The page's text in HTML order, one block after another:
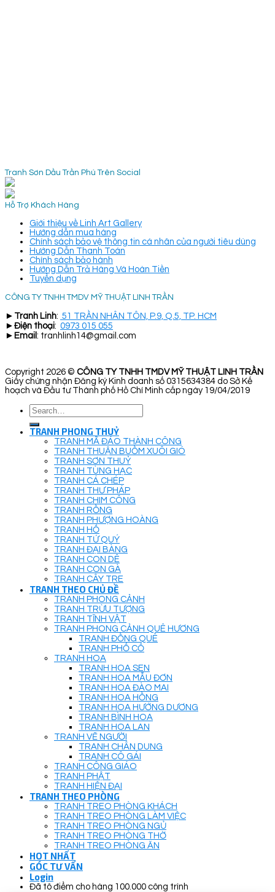
Tranh Sơn Dầu Trần Phú Trên Social
Hỗ Trợ Khách Hàng
Giới thiệu về Linh Art Gallery
Hướng dẫn mua hàng
Chính sách bảo vệ thông tin cá nhân của người tiêu dùng
Hướng Dẫn Thanh Toán
Chính sách bảo hành
Hướng Dẫn Trả Hàng Và Hoàn Tiền
Tuyển dụng
CÔNG TY TNHH TMDV MỸ THUẬT LINH TRẦN
► Tranh Linh: 51 TRẦN NHÂN TÔN, P.9, Q.5, TP. HCM
► Điện thoại: 0973 015 055
► Email : tranhlinh14@gmail.com
Copyright 2026 © CÔNG TY TNHH TMDV MỸ THUẬT LINH TRẦN
Giấy chứng nhận Đăng ký Kinh doanh số 0315634384 do Sở Kế
hoạch và Đầu tư Thành phố Hồ Chí Minh cấp ngày 19/04/2019
Search
for:
TRANH PHONG THUỶ
TRANH MÃ ĐÁO THÀNH CÔNG
TRANH THUẬN BUỒM XUÔI GIÓ
TRANH SƠN THUỶ
TRANH TÙNG HẠC
TRANH CÁ CHÉP
TRANH THƯ PHÁP
TRANH CHIM CÔNG
TRANH RỒNG
TRANH PHƯỢNG HOÀNG
TRANH HỔ
TRANH TỨ QUÝ
TRANH ĐẠI BÀNG
TRANH CON DÊ
TRANH CON GÀ
TRANH CÂY TRE
TRANH THEO CHỦ ĐỀ
TRANH PHONG CẢNH
TRANH TRỪU TƯỢNG
TRANH TĨNH VẬT
TRANH PHONG CẢNH QUÊ HƯƠNG
TRANH ĐỒNG QUÊ
TRANH PHỐ CỔ
TRANH HOA
TRANH HOA SEN
TRANH HOA MẪU ĐƠN
TRANH HOA ĐÀO MAI
TRANH HOA HỒNG
TRANH HOA HƯỚNG DƯƠNG
TRANH BÌNH HOA
TRANH HOA LAN
TRANH VẼ NGƯỜI
TRANH CHÂN DUNG
TRANH CÔ GÁI
TRANH CÔNG GIÁO
TRANH PHẬT
TRANH HIỆN ĐẠI
TRANH THEO PHÒNG
TRANH TREO PHÒNG KHÁCH
TRANH TREO PHÒNG LÀM VIỆC
TRANH TREO PHÒNG NGỦ
TRANH TREO PHÒNG THỜ
TRANH TREO PHÒNG ĂN
HOT NHẤT
GÓC TƯ VẤN
Login
Đã tô điểm cho hàng 100.000 công trình